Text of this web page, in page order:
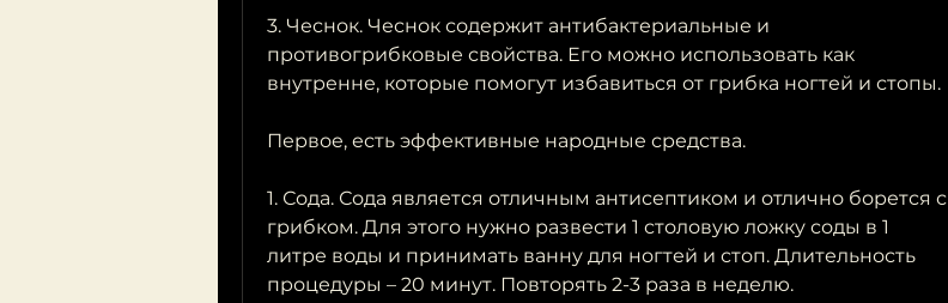
3. Чеснок. Чеснок содержит антибактериальные и
противогрибковые свойства. Его можно использовать как
внутренне, которые помогут избавиться от грибка ногтей и стопы.
Первое, есть эффективные народные средства.
1. Сода. Сода является отличным антисептиком и отлично борется с
грибком. Для этого нужно развести 1 столовую ложку соды в 1
литре воды и принимать ванну для ногтей и стоп. Длительность
процедуры – 20 минут. Повторять 2-3 раза в неделю.